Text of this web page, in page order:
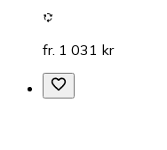
fr. 1 031 kr